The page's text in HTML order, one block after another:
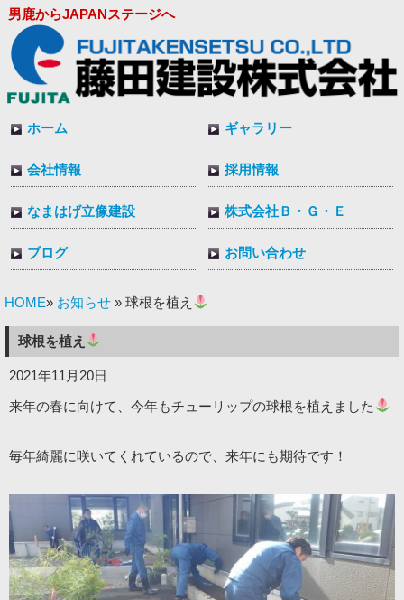
男鹿からJAPANステージへ
ホーム ギャラリー
会社情報 採用情報
なまはげ立像建設 株式会社Ｂ・Ｇ・Ｅ
ブログ お問い合わせ
HOME» お知らせ » 球根を植え
球根を植え
2021年11月20日
来年の春に向けて、今年もチューリップの球根を植えました
毎年綺麗に咲いてくれているので、来年にも期待です！